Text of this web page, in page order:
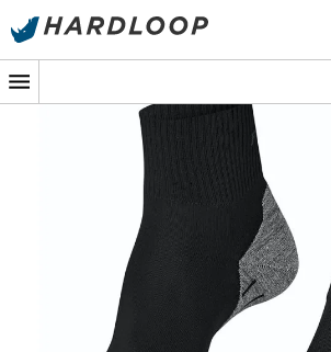
Zomeraanbiedingen 🔥 -5% EXTRA